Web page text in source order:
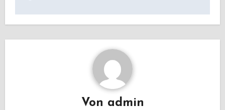
Von admin